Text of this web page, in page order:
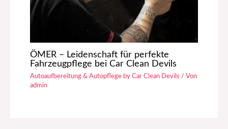
ÖMER – Leidenschaft für perfekte
Fahrzeugpflege bei Car Clean Devils
Autoaufbereitung & Autopflege by Car Clean Devils / Von
admin